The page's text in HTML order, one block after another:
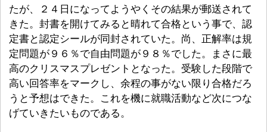
たが、２４日になってようやくその結果が郵送されて
きた。封書を開けてみると晴れて合格という事で、認
定書と認定シールが同封されていた。尚、正解率は規
定問題が９６％で自由問題が９８％でした。まさに最
高のクリスマスプレゼントとなった。受験した段階で
高い回答率をマークし、余程の事がない限り合格だろ
うと予想はできた。これを機に就職活動など次につな
げていきたいものである。